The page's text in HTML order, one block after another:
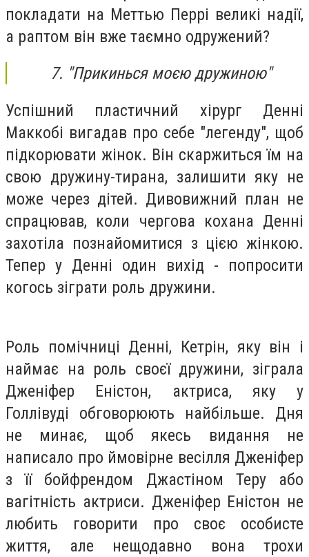
покладати на Меттью Перрі великі надії,
а раптом він вже таємно одружений?
7. "Прикинься моєю дружиною"
Успішний пластичний хірург Денні
Маккобі вигадав про себе "легенду", щоб
підкорювати жінок. Він скаржиться їм на
свою дружину-тирана, залишити яку не
може через дітей. Дивовижний план не
спрацював, коли чергова кохана Денні
захотіла познайомитися з цією жінкою.
Тепер у Денні один вихід - попросити
когось зіграти роль дружини.
Роль помічниці Денні, Кетрін, яку він і
наймає на роль своєї дружини, зіграла
Дженіфер Еністон, актриса, яку у
Голлівуді обговорюють найбільше. Дня
не минає, щоб якесь видання не
написало про ймовірне весілля Дженіфер
з її бойфрендом Джастіном Теру або
вагітність актриси. Дженіфер Еністон не
любить говорити про своє особисте
життя, але нещодавно вона трохи